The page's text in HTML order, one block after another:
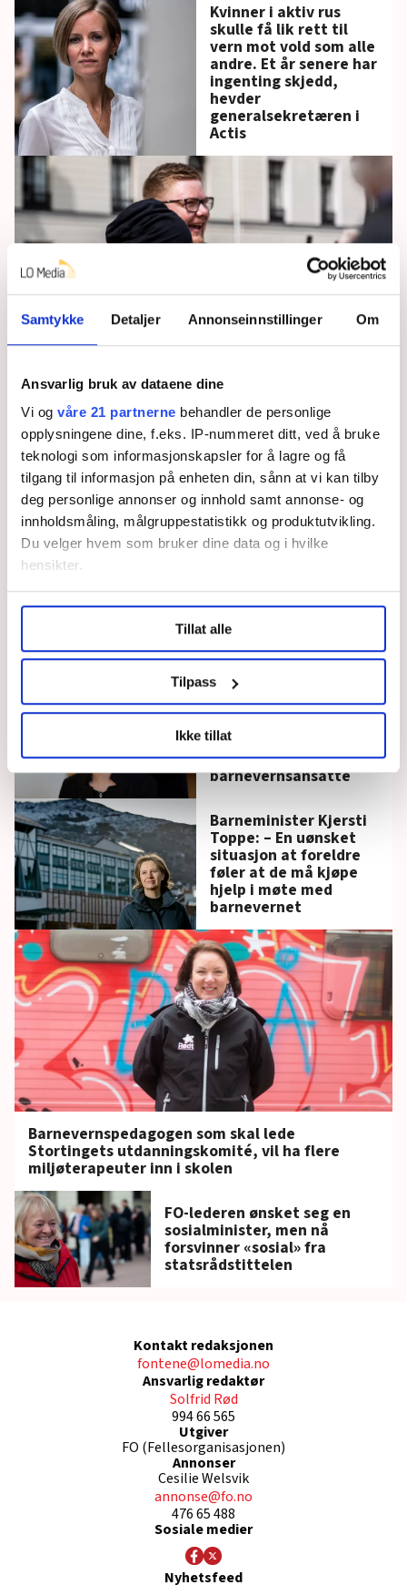
Samtykke Detaljer Annonseinnstillinger Om
Ansvarlig bruk av dataene dine
Vi og våre 21 partnerne behandler de personlige
opplysningene dine, f.eks. IP-nummeret ditt, ved å bruke
teknologi som informasjonskapsler for å lagre og få
tilgang til informasjon på enheten din, sånn at vi kan tilby
deg personlige annonser og innhold samt annonse- og
innholdsmåling, målgruppestatistikk og produktutvikling.
Du velger hvem som bruker dine data og i hvilke
hensikter.
Undermer infokan du lese om hvordan dine personlige
data behandles og hvordan du kan velge hvordan de skal
brukes. Du kan hele tiden endre eller trekke tilbake ditt
samtykke fra erklæringen om informasjonskapsler.
LO Medias publikasjoner frifagbevegelse.no, hk-nytt.no
og fontene.no bruker informasjonskapsler (cookies) for å
lære hvordan våre nettsider blir brukt slik at vi tilby
relevant innhold, tilpassede annonser og utarbeide
statistikk.
Vi deler bare informasjon om hvordan du bruker
nettstedet med LO Medias egne samarbeidspartnere
innenfor analyse og annonsering. Disse er angitt i
oversikten lengre ned på denne siden.
Tillat alle
Tilpass
Ikke tillat
Kvinner i aktiv rus
skulle få lik rett til
vern mot vold som alle
andre. Et år senere har
ingenting skjedd,
hevder
generalsekretæren i
Actis
en tåre i øyet av det vi sa
Rune Soma dro på hippietur,
jobbet på fabrikk og som
vaktmester før han landet i
FO. Nå er han pensjonist - i
hvert fall nesten
Fra systemkritikk til
Hun ber
barnevernsutvalget se
på rettssikkerheten i
alle saker, ikke bare
de alvorlige
Kjersti Toppe lover å
se på turnover og hets
mot
barnevernsansatte
Barneminister Kjersti
Toppe: – En uønsket
situasjon at foreldre
føler at de må kjøpe
hjelp i møte med
barnevernet
Barnevernspedagogen som skal lede
Stortingets utdanningskomité, vil ha flere
miljøterapeuter inn i skolen
FO-lederen ønsket seg en
sosialminister, men nå
forsvinner «sosial» fra
statsrådstittelen
Kontakt redaksjonen
fontene@lomedia.no
Ansvarlig redaktør
Solfrid Rød
994 66 565
Utgiver
FO (Fellesorganisasjonen)
Annonser
Cesilie Welsvik
annonse@fo.no
476 65 488
Sosiale medier
Nyhetsfeed